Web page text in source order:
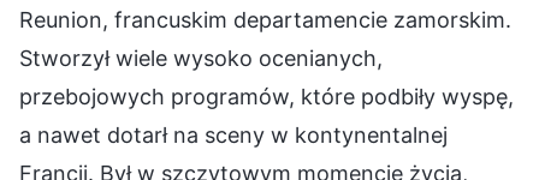
Reunion, francuskim departamencie zamorskim.
Stworzył wiele wysoko ocenianych,
przebojowych programów, które podbiły wyspę,
a nawet dotarł na sceny w kontynentalnej
Francji. Był w szczytowym momencie życia,